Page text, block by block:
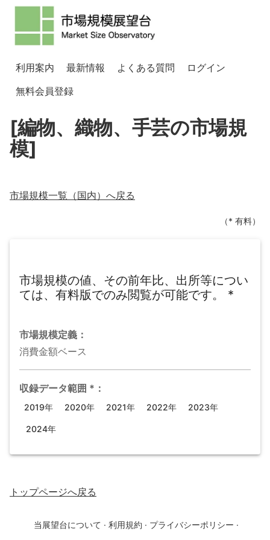
利用案内 最新情報 よくある質問
ログイン
無料会員登録
[編物、織物、手芸の市場規
模]
市場規模一覧（国内）へ戻る
（* 有料）
市場規模の値、その前年比、出所等につい
ては、有料版でのみ閲覧が可能です。
*
市場規模定義：
消費金額ベース
収録データ範囲 * ：
2019年 2020年 2021年 2022年 2023年
2024年
トップページへ戻る
当展望台について · 利用規約 · プライバシーポリシー ·